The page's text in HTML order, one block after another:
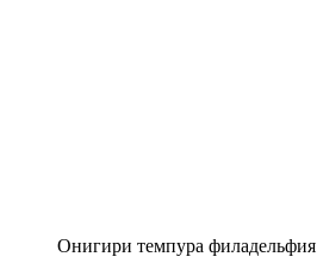
Онигири темпура филадельфия